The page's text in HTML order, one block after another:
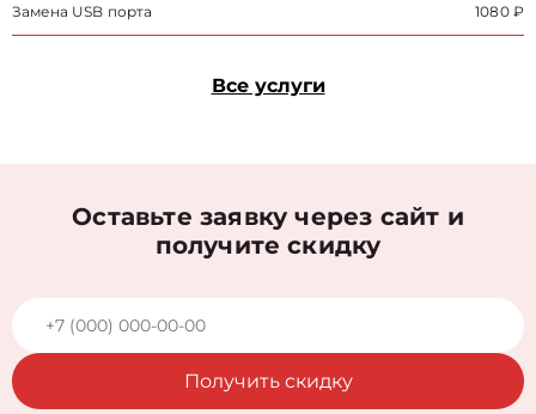
Замена USB порта 1080 ₽
Все услуги
Оставьте заявку через сайт и
получите скидку
Получить скидку